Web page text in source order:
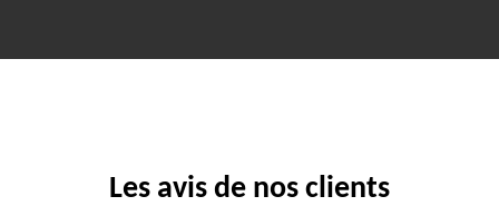
Les avis de nos clients